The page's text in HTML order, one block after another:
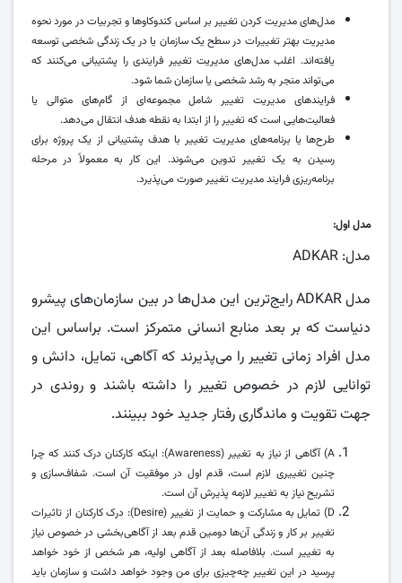
مدل‌های مدیریت کردن تغییر بر اساس کندو‌کاو‌ها و تجربیات در مورد نحوه
مدیریت بهتر تغییرات در سطح یک سازمان یا در یک زندگی شخصی توسعه
یافته‌اند. اغلب مدل‌های مدیریت تغییر فرایندی را پشتیبانی می‌کنند که
می‌تواند منجر به رشد شخصی یا سازمان شما شود.
فرایند‌های مدیریت تغییر شامل مجموعه‌ای از گام‌های متوالی یا
فعالیت‌هایی است که تغییر را از ابتدا به نقطه هدف انتقال می‌دهد.
طرح‌ها یا برنامه‌های مدیریت تغییر با هدف پشتیبانی از یک پروژه برای
رسیدن به یک تغییر تدوین می‌شوند. این کار به معمولاً در مرحله
برنامه‌ریزی فرایند مدیریت تغییر صورت می‌پذیرد.
مدل اول:
مدل: ADKAR
مدل ADKAR رایج‌ترین این مدل‌ها در بین سازمان‌های پیشرو
دنیاست که بر بعد منابع انسانی متمرکز است. براساس این
مدل افراد زمانی تغییر را می‌پذیرند که آگاهی، تمایل، دانش و
توانایی لازم در خصوص تغییر را داشته باشند و روندی در
جهت تقویت و ماندگاری رفتار جدید خود ببینند.
A) آگاهی از نیاز به تغییر (Awareness): اینکه کارکنان درک کنند که چرا
چنین تغییری لازم است، قدم اول در موفقیت آن است. شفاف‌سازی و
تشریح نیاز به تغییر لازمه پذیرش آن است.
D) تمایل به مشارکت و حمایت از تغییر (Desire): درک کارکنان از تاثیرات
تغییر بر کار و زندگی آن‌ها دومین قدم بعد از آگاهی‌بخشی در خصوص نیاز
به تغییر است. بلافاصله بعد از آگاهی اولیه، هر شخص از خود خواهد
پرسید در این تغییر چه‌چیزی برای من وجود خواهد داشت و سازمان باید